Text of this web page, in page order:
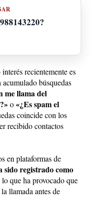
recientemente es
búsquedas
me llama del
o«¿Es spam el
coincide con los
recibido contactos
en plataformas de
sido registrado como
lo que ha provocado que
llamada antes de